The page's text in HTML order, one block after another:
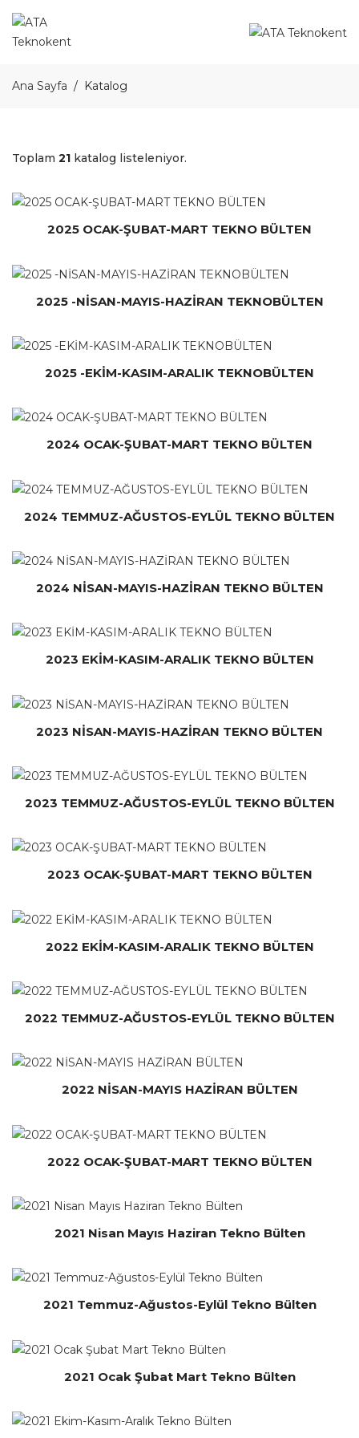
Ana Sayfa Katalog
Toplam 21 katalog listeleniyor.
2025 OCAK-ŞUBAT-MART TEKNO BÜLTEN
2025 -NİSAN-MAYIS-HAZİRAN TEKNOBÜLTEN
2025 -EKİM-KASIM-ARALIK TEKNOBÜLTEN
2024 OCAK-ŞUBAT-MART TEKNO BÜLTEN
2024 TEMMUZ-AĞUSTOS-EYLÜL TEKNO BÜLTEN
2024 NİSAN-MAYIS-HAZİRAN TEKNO BÜLTEN
2023 EKİM-KASIM-ARALIK TEKNO BÜLTEN
2023 NİSAN-MAYIS-HAZİRAN TEKNO BÜLTEN
2023 TEMMUZ-AĞUSTOS-EYLÜL TEKNO BÜLTEN
2023 OCAK-ŞUBAT-MART TEKNO BÜLTEN
2022 EKİM-KASIM-ARALIK TEKNO BÜLTEN
2022 TEMMUZ-AĞUSTOS-EYLÜL TEKNO BÜLTEN
2022 NİSAN-MAYIS HAZİRAN BÜLTEN
2022 OCAK-ŞUBAT-MART TEKNO BÜLTEN
2021 Nisan Mayıs Haziran Tekno Bülten
2021 Temmuz-Ağustos-Eylül Tekno Bülten
2021 Ocak Şubat Mart Tekno Bülten